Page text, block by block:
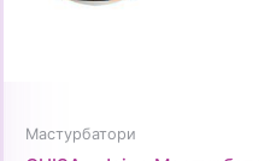
Мастурбатори